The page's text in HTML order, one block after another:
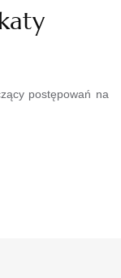
postępowań na